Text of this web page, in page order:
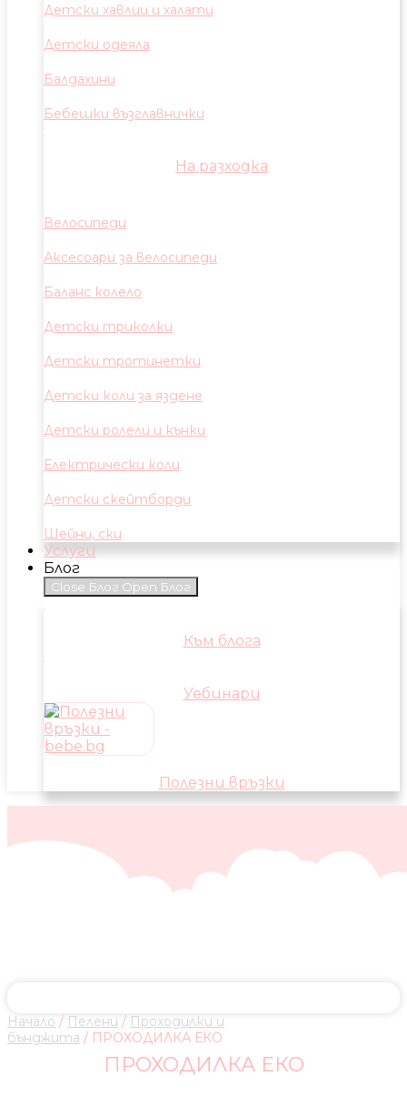
Детски хавлии и халати
Детски одеяла
Балдахини
Бебешки възглавнички
На разходка
Велосипеди
Аксесоари за велосипеди
Баланс колело
Детски триколки
Детски тротинетки
Детски коли за яздене
Детски ролели и кънки
Електрически коли
Детски скейтборди
Шейни, ски
Услуги
Блог
Close Блог Open Блог
Към блога
Уебинари
Полезни връзки
Начало / Пелени / Проходилки и
бънджита / ПРОХОДИЛКА ЕКО
ПРОХОДИЛКА ЕКО